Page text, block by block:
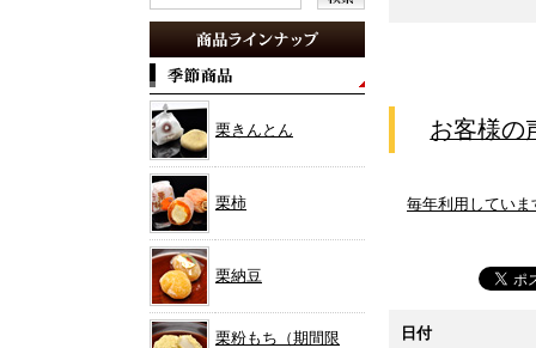
栗きんとん
栗柿
栗納豆
栗粉もち（期間限
お客様の
毎年利用してい
日付